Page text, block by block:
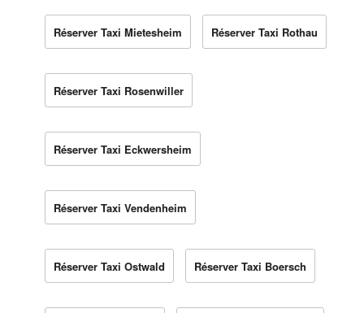
Réserver Taxi Mietesheim Réserver Taxi Rothau
Réserver Taxi Rosenwiller
Réserver Taxi Eckwersheim
Réserver Taxi Vendenheim
Réserver Taxi Ostwald Réserver Taxi Boersch